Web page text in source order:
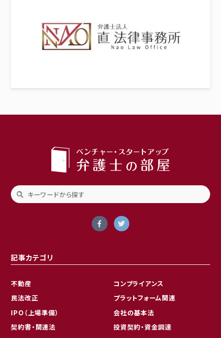
記事カテゴリ
不動産
コンプライアンス
民法改正
プラットフォーム関連
IPO（上場準備）
会社の基本法
契約書・関連法
投資契約・資金調達